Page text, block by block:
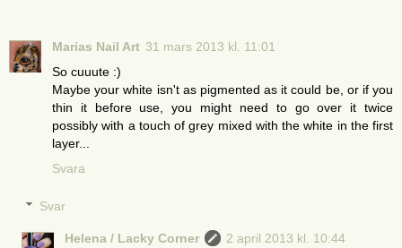
Marias Nail Art 31 mars 2013 kl. 11:01
So cuuute :)
Maybe your white isn't as pigmented as it could be, or if you
thin it before use, you might need to go over it twice
possibly with a touch of grey mixed with the white in the first
layer...
Svara
Svar
Helena / Lacky Corner
2 april 2013 kl. 10:44